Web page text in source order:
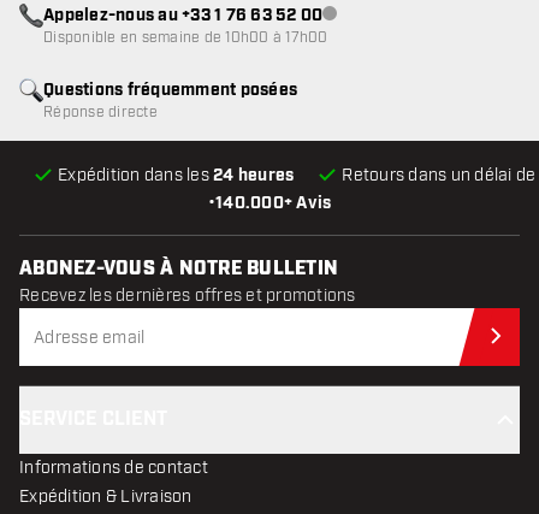
•140.000+ Avis
Expédition dans les24 heures Retours dans un délai de
Questions fréquemment posées
Réponse directe
Appelez-nous au +33 1 76 63 52 00Service client indisponible
Disponible en semaine de 10h00 à 17h00
ABONEZ-VOUS À NOTRE BULLETIN
Recevez les dernières offres et promotions
Informations de contact
Expédition & Livraison